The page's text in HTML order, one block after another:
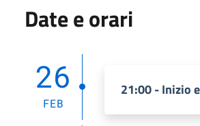
Date e orari
26
FEB
21:00 - Inizio